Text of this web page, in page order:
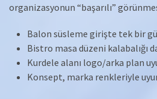
organizasyonun “başarılı”
Balon süsleme girişte tek bir
Bistro masa düzeni kalabalığı
Kurdele alanı logo/arka plan
Konsept, marka renkleriyle